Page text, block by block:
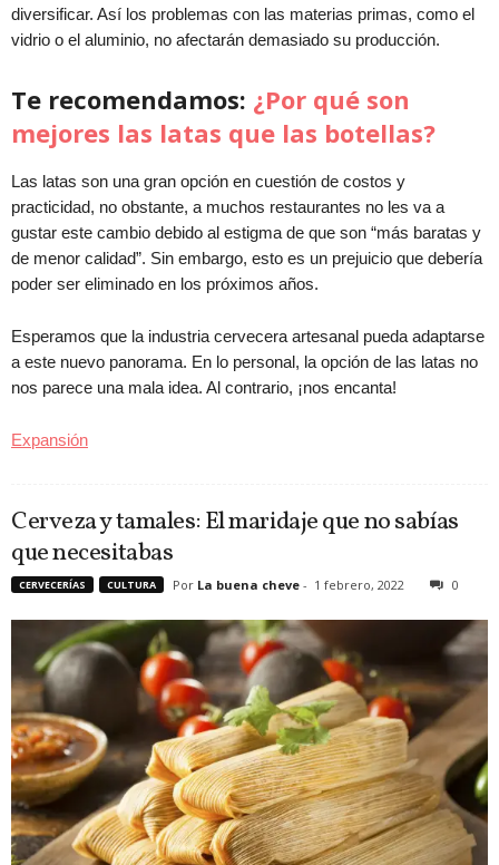
diversificar. Así los problemas con las materias primas, como el
vidrio o el aluminio, no afectarán demasiado su producción.
Te recomendamos: ¿Por qué son
mejores las latas que las botellas?
Las latas son una gran opción en cuestión de costos y
practicidad, no obstante, a muchos restaurantes no les va a
gustar este cambio debido al estigma de que son “más baratas y
de menor calidad”. Sin embargo, esto es un prejuicio que debería
poder ser eliminado en los próximos años.
Esperamos que la industria cervecera artesanal pueda adaptarse
a este nuevo panorama. En lo personal, la opción de las latas no
nos parece una mala idea. Al contrario, ¡nos encanta!
Expansión
Cerveza y tamales: El maridaje que no sabías
que necesitabas
CERVECERÍAS CULTURA Por La buena cheve - 1 febrero, 2022 0